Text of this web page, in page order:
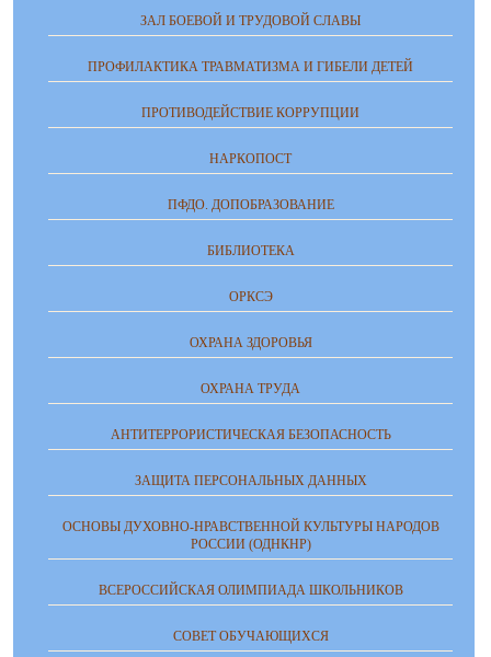
ЗАЛ БОЕВОЙ И ТРУДОВОЙ СЛАВЫ
ПРОФИЛАКТИКА ТРАВМАТИЗМА И ГИБЕЛИ ДЕТЕЙ
ПРОТИВОДЕЙСТВИЕ КОРРУПЦИИ
НАРКОПОСТ
ПФДО. ДОПОБРАЗОВАНИЕ
БИБЛИОТЕКА
ОРКСЭ
ОХРАНА ЗДОРОВЬЯ
ОХРАНА ТРУДА
АНТИТЕРРОРИСТИЧЕСКАЯ БЕЗОПАСНОСТЬ
ЗАЩИТА ПЕРСОНАЛЬНЫХ ДАННЫХ
ОСНОВЫ ДУХОВНО-НРАВСТВЕННОЙ КУЛЬТУРЫ НАРОДОВ
РОССИИ (ОДНКНР)
ВСЕРОССИЙСКАЯ ОЛИМПИАДА ШКОЛЬНИКОВ
СОВЕТ ОБУЧАЮЩИХСЯ